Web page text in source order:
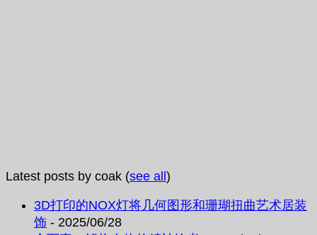
Latest posts by coak (see all)
3D打印的NOX灯将几何图形和珊瑚扭曲艺术居装
饰 - 2025/06/28